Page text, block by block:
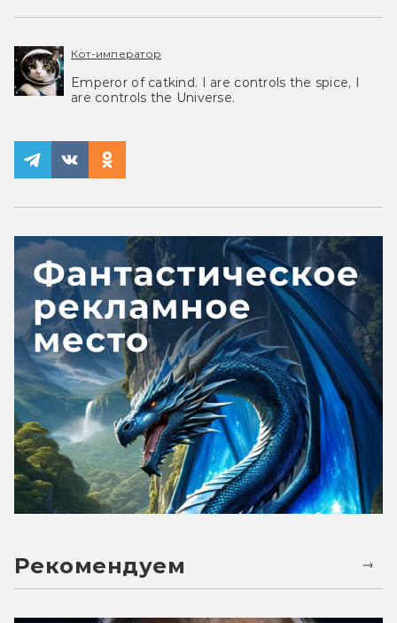
Кот-император
Emperor of catkind. I are controls the spice, I
are controls the Universe.
Рекомендуем